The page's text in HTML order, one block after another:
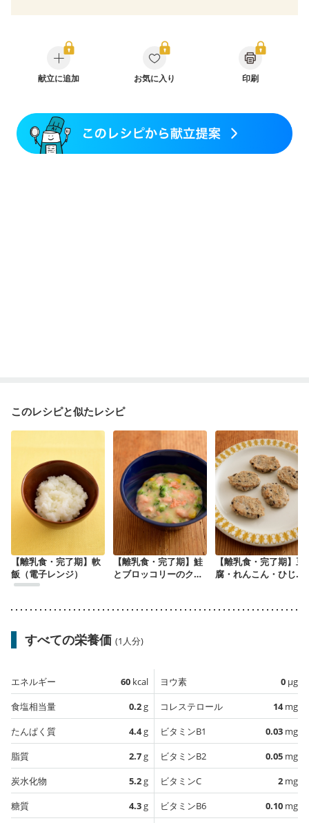
献立に追加 お気に入り 印刷
このレシピと似たレシピ
【離乳食・完了期】軟
飯（電子レンジ）
【離乳食・完了期】鮭
とブロッコリーのクリ
【離乳食・完了期】豆
腐・れんこん・ひじき
すべての栄養価 (1人分)
エネルギー 60 kcal
食塩相当量
0.2g
たんぱく質
4.4g
脂質
2.7g
炭水化物
5.2g
糖質
4.3g
ヨウ素 0 µg
コレステロール
14mg
ビタミンB1
0.03 mg
ビタミンB2
0.05 mg
ビタミンC
2 mg
ビタミンB6
0.10 mg